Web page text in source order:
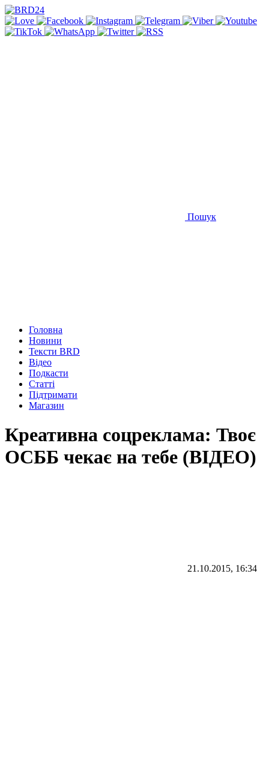
Пошук
Головна
Новини
Тексти BRD
Відео
Подкасти
Статті
Підтримати
Магазин
Креативна соцреклама: Твоє
ОСББ чекає на тебе (ВІДЕО)
21.10.2015, 16:34